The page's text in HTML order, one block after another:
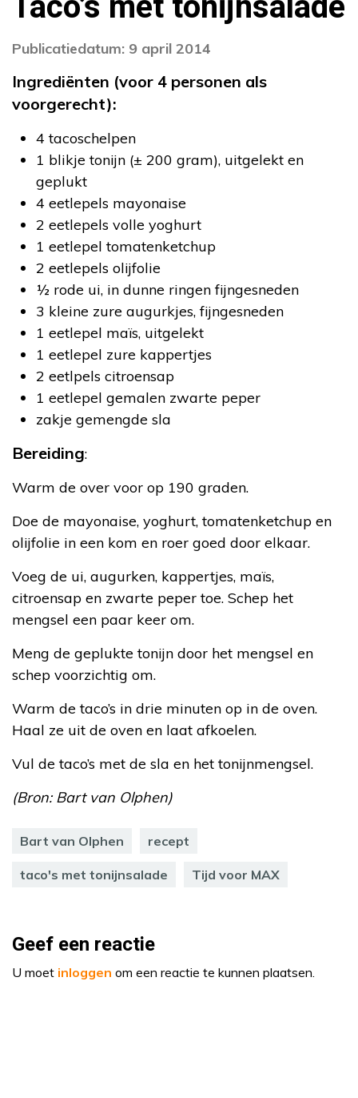
Publicatiedatum: 9 april 2014
Ingrediënten (voor 4 personen als
voorgerecht):
4 tacoschelpen
1 blikje tonijn (± 200 gram), uitgelekt en
geplukt
4 eetlepels mayonaise
2 eetlepels volle yoghurt
1 eetlepel tomatenketchup
2 eetlepels olijfolie
½ rode ui, in dunne ringen fijngesneden
3 kleine zure augurkjes, fijngesneden
1 eetlepel maïs, uitgelekt
1 eetlepel zure kappertjes
2 eetlpels citroensap
1 eetlepel gemalen zwarte peper
zakje gemengde sla
Bereiding:
Warm de over voor op 190 graden.
Doe de mayonaise, yoghurt, tomatenketchup en
olijfolie in een kom en roer goed door elkaar.
Voeg de ui, augurken, kappertjes, maïs,
citroensap en zwarte peper toe. Schep het
mengsel een paar keer om.
Meng de geplukte tonijn door het mengsel en
schep voorzichtig om.
Warm de taco’s in drie minuten op in de oven.
Haal ze uit de oven en laat afkoelen.
Vul de taco’s met de sla en het tonijnmengsel.
(Bron: Bart van Olphen)
Bart van Olphen recept
taco's met tonijnsalade Tijd voor MAX
Geef een reactie
U moet inloggen om een reactie te kunnen plaatsen.